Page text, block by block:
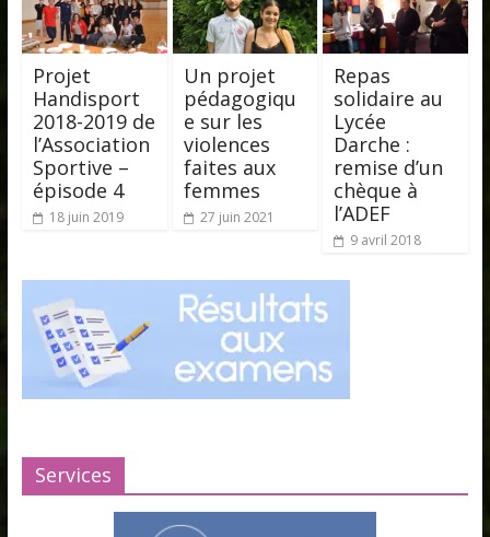
Projet
Handisport
2018-2019 de
l’Association
Sportive –
épisode 4
18 juin 2019
Un projet
pédagogiqu
e sur les
violences
faites aux
femmes
27 juin 2021
Repas
solidaire au
Lycée
Darche :
remise d’un
chèque à
l’ADEF
9 avril 2018
Services